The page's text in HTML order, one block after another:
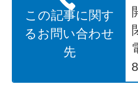
この記事に関す
るお問い合わせ
先